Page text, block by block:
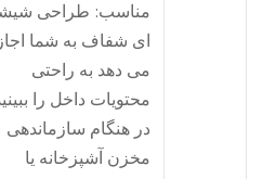
مناسب: طراحی شیشه
ای شفاف به شما اجازه
می دهد به راحتی
محتویات داخل را ببینید و
در هنگام سازماندهی
مخزن آشپزخانه یا